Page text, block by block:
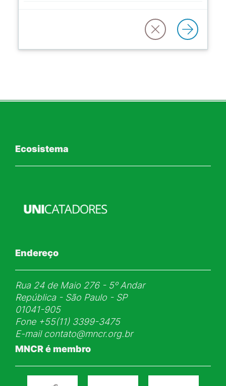
Ecosistema
Endereço
Rua 24 de Maio 276 - 5ᵒ Andar
República - São Paulo - SP
01041-905
Fone+55(11) 3399-3475
E-mail contato@mncr.org.br
MNCR é membro